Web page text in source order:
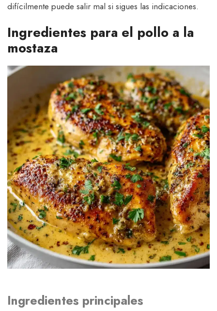
difícilmente puede salir mal si sigues las indicaciones.
Ingredientes para el pollo a la
mostaza
Ingredientes principales